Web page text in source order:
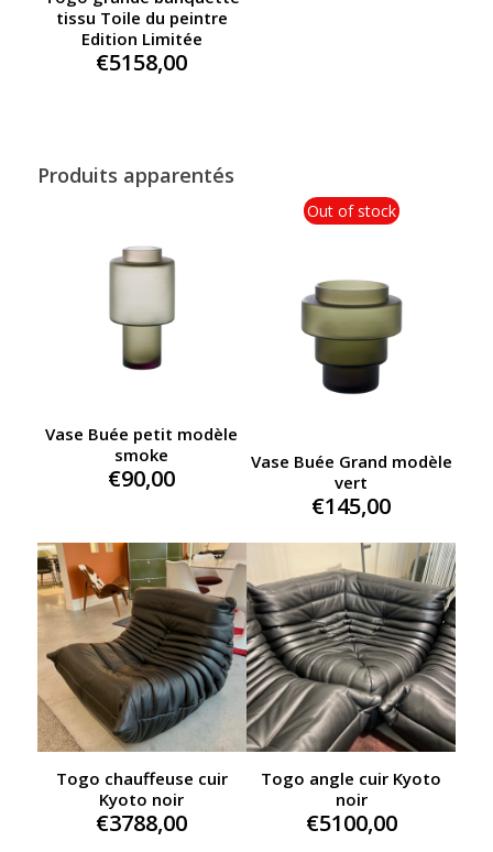
tissu Toile du peintre
Edition Limitée
€5158,00
Produits apparentés
Vase Buée petit modèle
smoke
€90,00
Out of stock
Vase Buée Grand modèle
vert
€145,00
Togo chauffeuse cuir
Kyoto noir
€3788,00
Togo angle cuir Kyoto
noir
€5100,00